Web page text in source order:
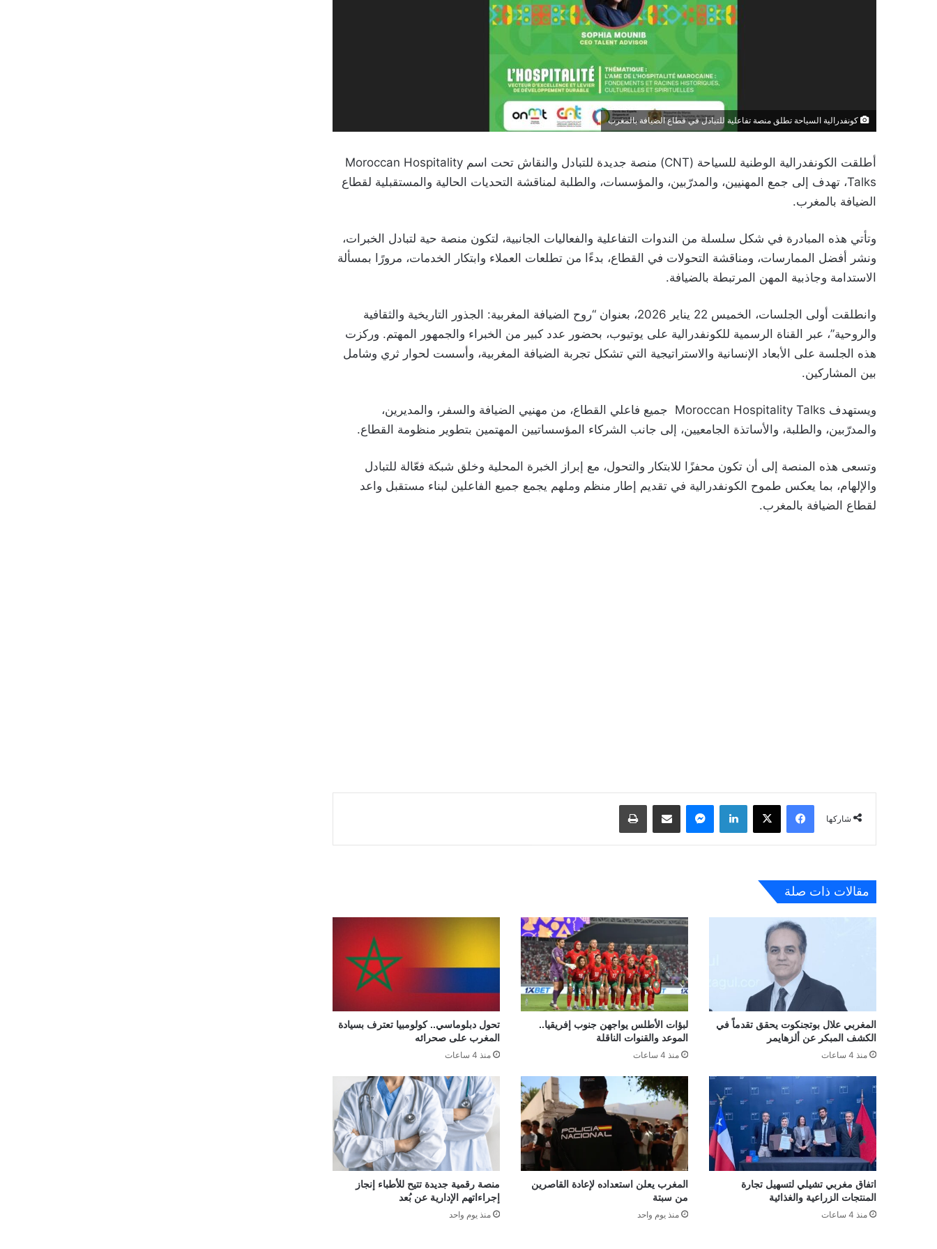
كونفدرالية السياحة تطلق منصة تفاعلية للتبادل في قطاع الضيافة بالمغرب
أطلقت الكونفدرالية الوطنية للسياحة (CNT) منصة جديدة للتبادل والنقاش تحت اسم Moroccan Hospitality
Talks، تهدف إلى جمع المهنيين، والمدرّبين، والمؤسسات، والطلبة لمناقشة التحديات الحالية والمستقبلية لقطاع
الضيافة بالمغرب.
وتأتي هذه المبادرة في شكل سلسلة من الندوات التفاعلية والفعاليات الجانبية، لتكون منصة حية لتبادل الخبرات،
ونشر أفضل الممارسات، ومناقشة التحولات في القطاع، بدءًا من تطلعات العملاء وابتكار الخدمات، مرورًا بمسألة
الاستدامة وجاذبية المهن المرتبطة بالضيافة.
وانطلقت أولى الجلسات، الخميس 22 يناير 2026، بعنوان “روح الضيافة المغربية: الجذور التاريخية والثقافية
والروحية”، عبر القناة الرسمية للكونفدرالية على يوتيوب، بحضور عدد كبير من الخبراء والجمهور المهتم. وركزت
هذه الجلسة على الأبعاد الإنسانية والاستراتيجية التي تشكل تجربة الضيافة المغربية، وأسست لحوار ثري وشامل
بين المشاركين.
ويستهدف Moroccan Hospitality Talks جميع فاعلي القطاع، من مهنيي الضيافة والسفر، والمديرين،
والمدرّبين، والطلبة، والأساتذة الجامعيين، إلى جانب الشركاء المؤسساتيين المهتمين بتطوير منظومة القطاع.
وتسعى هذه المنصة إلى أن تكون محفزًا للابتكار والتحول، مع إبراز الخبرة المحلية وخلق شبكة فعّالة للتبادل
والإلهام، بما يعكس طموح الكونفدرالية في تقديم إطار منظم وملهم يجمع جميع الفاعلين لبناء مستقبل واعد
لقطاع الضيافة بالمغرب.
شاركها
فيسبوك لينكدإن
مقالات ذات صلة
المغربي علال بوتجنكوت يحقق تقدماً في
الكشف المبكر عن ألزهايمر
منذ 4 ساعات
لبؤات الأطلس يواجهن جنوب إفريقيا..
الموعد والقنوات الناقلة
منذ 4 ساعات
تحول دبلوماسي.. كولومبيا تعترف بسيادة
المغرب على صحرائه
منذ 4 ساعات
اتفاق مغربي تشيلي لتسهيل تجارة
المنتجات الزراعية والغذائية
منذ 4 ساعات
المغرب يعلن استعداده لإعادة القاصرين
من سبتة
منذ يوم واحد
منصة رقمية جديدة تتيح للأطباء إنجاز
إجراءاتهم الإدارية عن بُعد
منذ يوم واحد